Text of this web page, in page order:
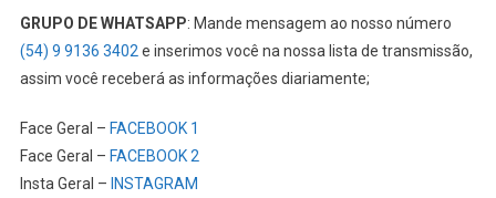
GRUPO DE WHATSAPP: Mande mensagem ao nosso número
(54) 9 9136 3402 e inserimos você na nossa lista de transmissão,
assim você receberá as informações diariamente;
Face Geral – FACEBOOK 1
Face Geral – FACEBOOK 2
Insta Geral – INSTAGRAM